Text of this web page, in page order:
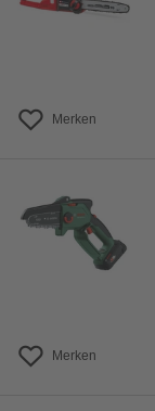
Merken
Merken